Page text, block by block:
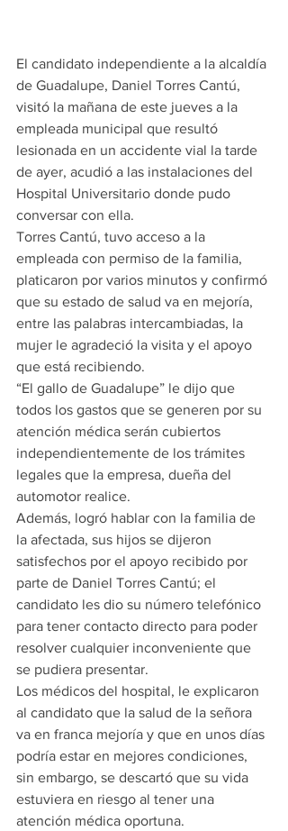
El candidato independiente a la alcaldía
de Guadalupe, Daniel Torres Cantú,
visitó la mañana de este jueves a la
empleada municipal que resultó
lesionada en un accidente vial la tarde
de ayer, acudió a las instalaciones del
Hospital Universitario donde pudo
conversar con ella.
Torres Cantú, tuvo acceso a la
empleada con permiso de la familia,
platicaron por varios minutos y confirmó
que su estado de salud va en mejoría,
entre las palabras intercambiadas, la
mujer le agradeció la visita y el apoyo
que está recibiendo.
“El gallo de Guadalupe” le dijo que
todos los gastos que se generen por su
atención médica serán cubiertos
independientemente de los trámites
legales que la empresa, dueña del
automotor realice.
Además, logró hablar con la familia de
la afectada, sus hijos se dijeron
satisfechos por el apoyo recibido por
parte de Daniel Torres Cantú; el
candidato les dio su número telefónico
para tener contacto directo para poder
resolver cualquier inconveniente que
se pudiera presentar.
Los médicos del hospital, le explicaron
al candidato que la salud de la señora
va en franca mejoría y que en unos días
podría estar en mejores condiciones,
sin embargo, se descartó que su vida
estuviera en riesgo al tener una
atención médica oportuna.